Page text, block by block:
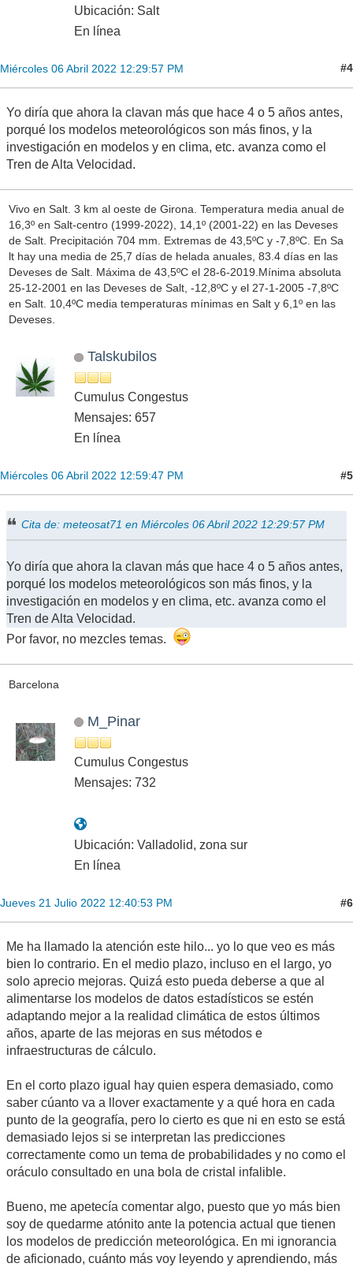
Ubicación: Salt
En línea
Miércoles 06 Abril 2022 12:29:57 PM #4
Yo diría que ahora la clavan más que hace 4 o 5 años antes,
porqué los modelos meteorológicos son más finos, y la
investigación en modelos y en clima, etc. avanza como el
Tren de Alta Velocidad.
Vivo en Salt. 3 km al oeste de Girona. Temperatura media anual de
16,3º en Salt-centro (1999-2022), 14,1º (2001-22) en las Deveses
de Salt. Precipitación 704 mm. Extremas de 43,5ºC y -7,8ºC. En Sa
lt hay una media de 25,7 días de helada anuales, 83.4 días en las
Deveses de Salt. Máxima de 43,5ºC el 28-6-2019.Mínima absoluta
25-12-2001 en las Deveses de Salt, -12,8ºC y el 27-1-2005 -7,8ºC
en Salt. 10,4ºC media temperaturas mínimas en Salt y 6,1º en las
Deveses.
Talskubilos
Cumulus Congestus
Mensajes: 657
En línea
Miércoles 06 Abril 2022 12:59:47 PM #5
Cita de: meteosat71 en Miércoles 06 Abril 2022 12:29:57 PM
Yo diría que ahora la clavan más que hace 4 o 5 años antes,
porqué los modelos meteorológicos son más finos, y la
investigación en modelos y en clima, etc. avanza como el
Tren de Alta Velocidad.
Por favor, no mezcles temas.
Barcelona
M_Pinar
Cumulus Congestus
Mensajes: 732
Ubicación: Valladolid, zona sur
En línea
Jueves 21 Julio 2022 12:40:53 PM #6
Me ha llamado la atención este hilo... yo lo que veo es más
bien lo contrario. En el medio plazo, incluso en el largo, yo
solo aprecio mejoras. Quizá esto pueda deberse a que al
alimentarse los modelos de datos estadísticos se estén
adaptando mejor a la realidad climática de estos últimos
años, aparte de las mejoras en sus métodos e
infraestructuras de cálculo.
En el corto plazo igual hay quien espera demasiado, como
saber cúanto va a llover exactamente y a qué hora en cada
punto de la geografía, pero lo cierto es que ni en esto se está
demasiado lejos si se interpretan las predicciones
correctamente como un tema de probabilidades y no como el
oráculo consultado en una bola de cristal infalible.
Bueno, me apetecía comentar algo, puesto que yo más bien
soy de quedarme atónito ante la potencia actual que tienen
los modelos de predicción meteorológica. En mi ignorancia
de aficionado, cuánto más voy leyendo y aprendiendo, más